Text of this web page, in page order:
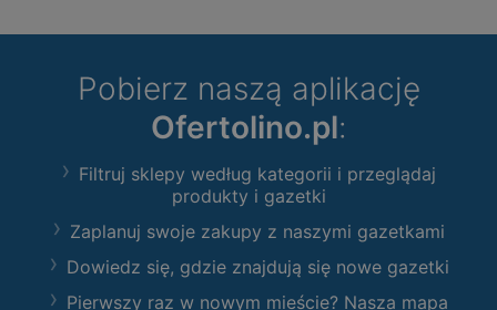
Pobierz naszą aplikację
Ofertolino.pl:
Filtruj sklepy według kategorii i przeglądaj
produkty i gazetki
Zaplanuj swoje zakupy z naszymi gazetkami
Dowiedz się, gdzie znajdują się nowe gazetki
Pierwszy raz w nowym mieście? Nasza mapa